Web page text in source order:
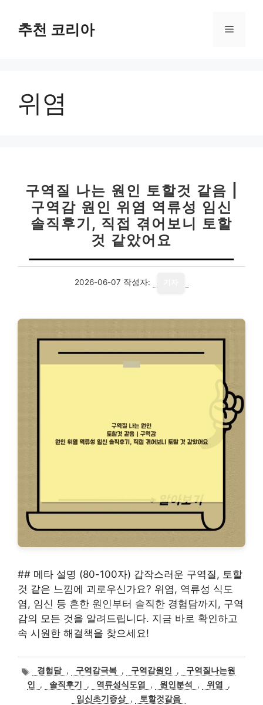
추천 코리아 메
위염
구역질 나는 원인 토할것 같음 |
구역감 원인 위염 역류성 임신
솔직후기, 직접 겪어보니 토할
것 같았어요
2026-06-07 작성자:
## 메타 설명 (80-100자) 갑작스러운 구역질, 토할
것 같은 느낌에 괴로우신가요? 위염, 역류성 식도
염, 임신 등 흔한 원인부터 솔직한 경험담까지, 구역
감의 모든 것을 알려드립니다. 지금 바로 확인하고
속 시원한 해결책을 찾으세요!
태
그
경험담 , 구역감극복 , 구역감원인 ,
구역질나는원
인
, 솔직후기 , 역류성식도염 , 원인분석 , 위염
,
임신초기증상 , 토할것같음